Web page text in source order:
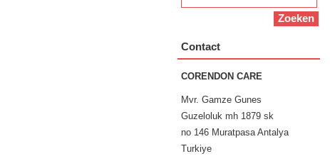
Contact
CORENDON CARE
Mvr. Gamze Gunes
Guzeloluk mh 1879 sk
no 146 Muratpasa Antalya
Turkiye